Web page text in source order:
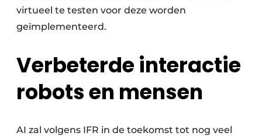
virtueel te testen voor deze worden
geïmplementeerd.
Verbeterde interactie
robots en mensen
AI zal volgens IFR in de toekomst tot nog veel